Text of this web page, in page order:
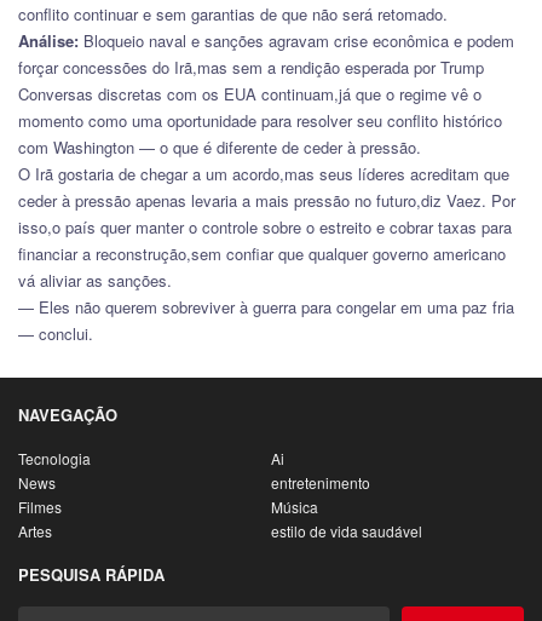
conflito continuar e sem garantias de que não será retomado.
Análise: Bloqueio naval e sanções agravam crise econômica e podem
forçar concessões do Irã,mas sem a rendição esperada por Trump
Conversas discretas com os EUA continuam,já que o regime vê o
momento como uma oportunidade para resolver seu conflito histórico
com Washington — o que é diferente de ceder à pressão.
O Irã gostaria de chegar a um acordo,mas seus líderes acreditam que
ceder à pressão apenas levaria a mais pressão no futuro,diz Vaez. Por
isso,o país quer manter o controle sobre o estreito e cobrar taxas para
financiar a reconstrução,sem confiar que qualquer governo americano
vá aliviar as sanções.
— Eles não querem sobreviver à guerra para congelar em uma paz fria
— conclui.
NAVEGAÇÃO
Tecnologia
Ai
News
entretenimento
Filmes
Música
Artes
estilo de vida saudável
PESQUISA RÁPIDA